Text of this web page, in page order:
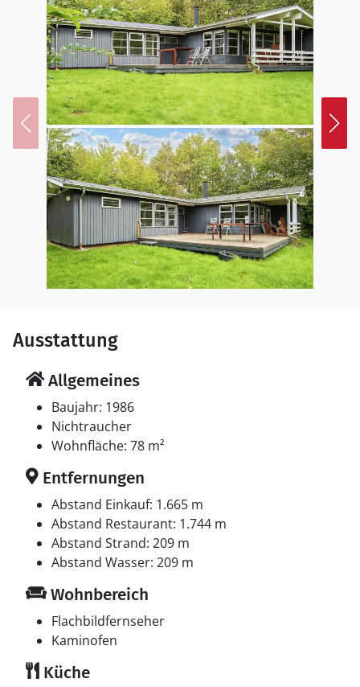
Ausstattung
Allgemeines
Baujahr: 1986
Nichtraucher
Wohnfläche: 78 m²
Entfernungen
Abstand Einkauf: 1.665 m
Abstand Restaurant: 1.744 m
Abstand Strand: 209 m
Abstand Wasser: 209 m
Wohnbereich
Flachbildfernseher
Kaminofen
Küche